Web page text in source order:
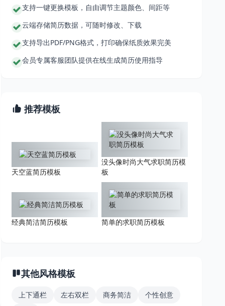
支持一键更换模板，自由调节主题颜色、间距等
云端存储简历数据，可随时修改、下载
支持导出PDF/PNG格式，打印确保纸质效果完美
会员专属客服团队提供在线生成简历使用指导
推荐模板
天空蓝简历模板
没头像时尚大气求职简历模
板
经典简洁简历模板 简单的求职简历模板
其他风格模板
上下通栏 左右双栏 商务简洁 个性创意